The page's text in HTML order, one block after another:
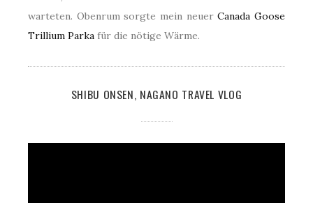
warteten. Obenrum sorgte mein neuerCanada Goose
Trillium Parka für die nötige Wärme.
SHIBU ONSEN, NAGANO TRAVEL VLOG